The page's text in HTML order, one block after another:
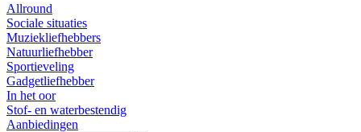
Allround
Sociale situaties
Muziekliefhebbers
Natuurliefhebber
Sportieveling
Gadgetliefhebber
In het oor
Stof- en waterbestendig
Aanbiedingen